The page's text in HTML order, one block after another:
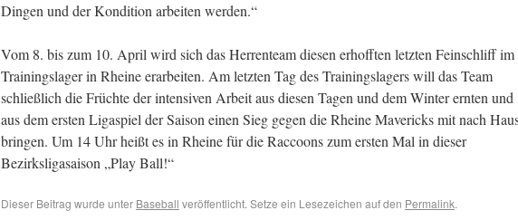
Dingen und der Kondition arbeiten werden.“
Vom 8. bis zum 10. April wird sich das Herrenteam diesen erhofften letzten Feinschliff im
Trainingslager in Rheine erarbeiten. Am letzten Tag des Trainingslagers will das Team
schließlich die Früchte der intensiven Arbeit aus diesen Tagen und dem Winter ernten und
aus dem ersten Ligaspiel der Saison einen Sieg gegen die Rheine Mavericks mit nach
bringen. Um 14 Uhr heißt es in Rheine für die Raccoons zum ersten Mal in dieser
Bezirksligasaison „Play Ball!“
Dieser Beitrag wurde unter Baseball veröffentlicht. Setze ein Lesezeichen auf den Permalink.